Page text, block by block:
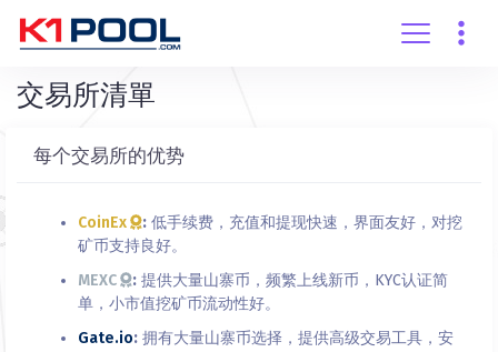
创建账户
交易所清單
每个交易所的优势
CoinEx : 低手续费，充值和提现快速，界面友好，对挖
矿币支持良好。
MEXC
: 提供大量山寨币，频繁上线新币，KYC认证简
单，小市值挖矿币流动性好。
Gate.io: 拥有大量山寨币选择，提供高级交易工具，安